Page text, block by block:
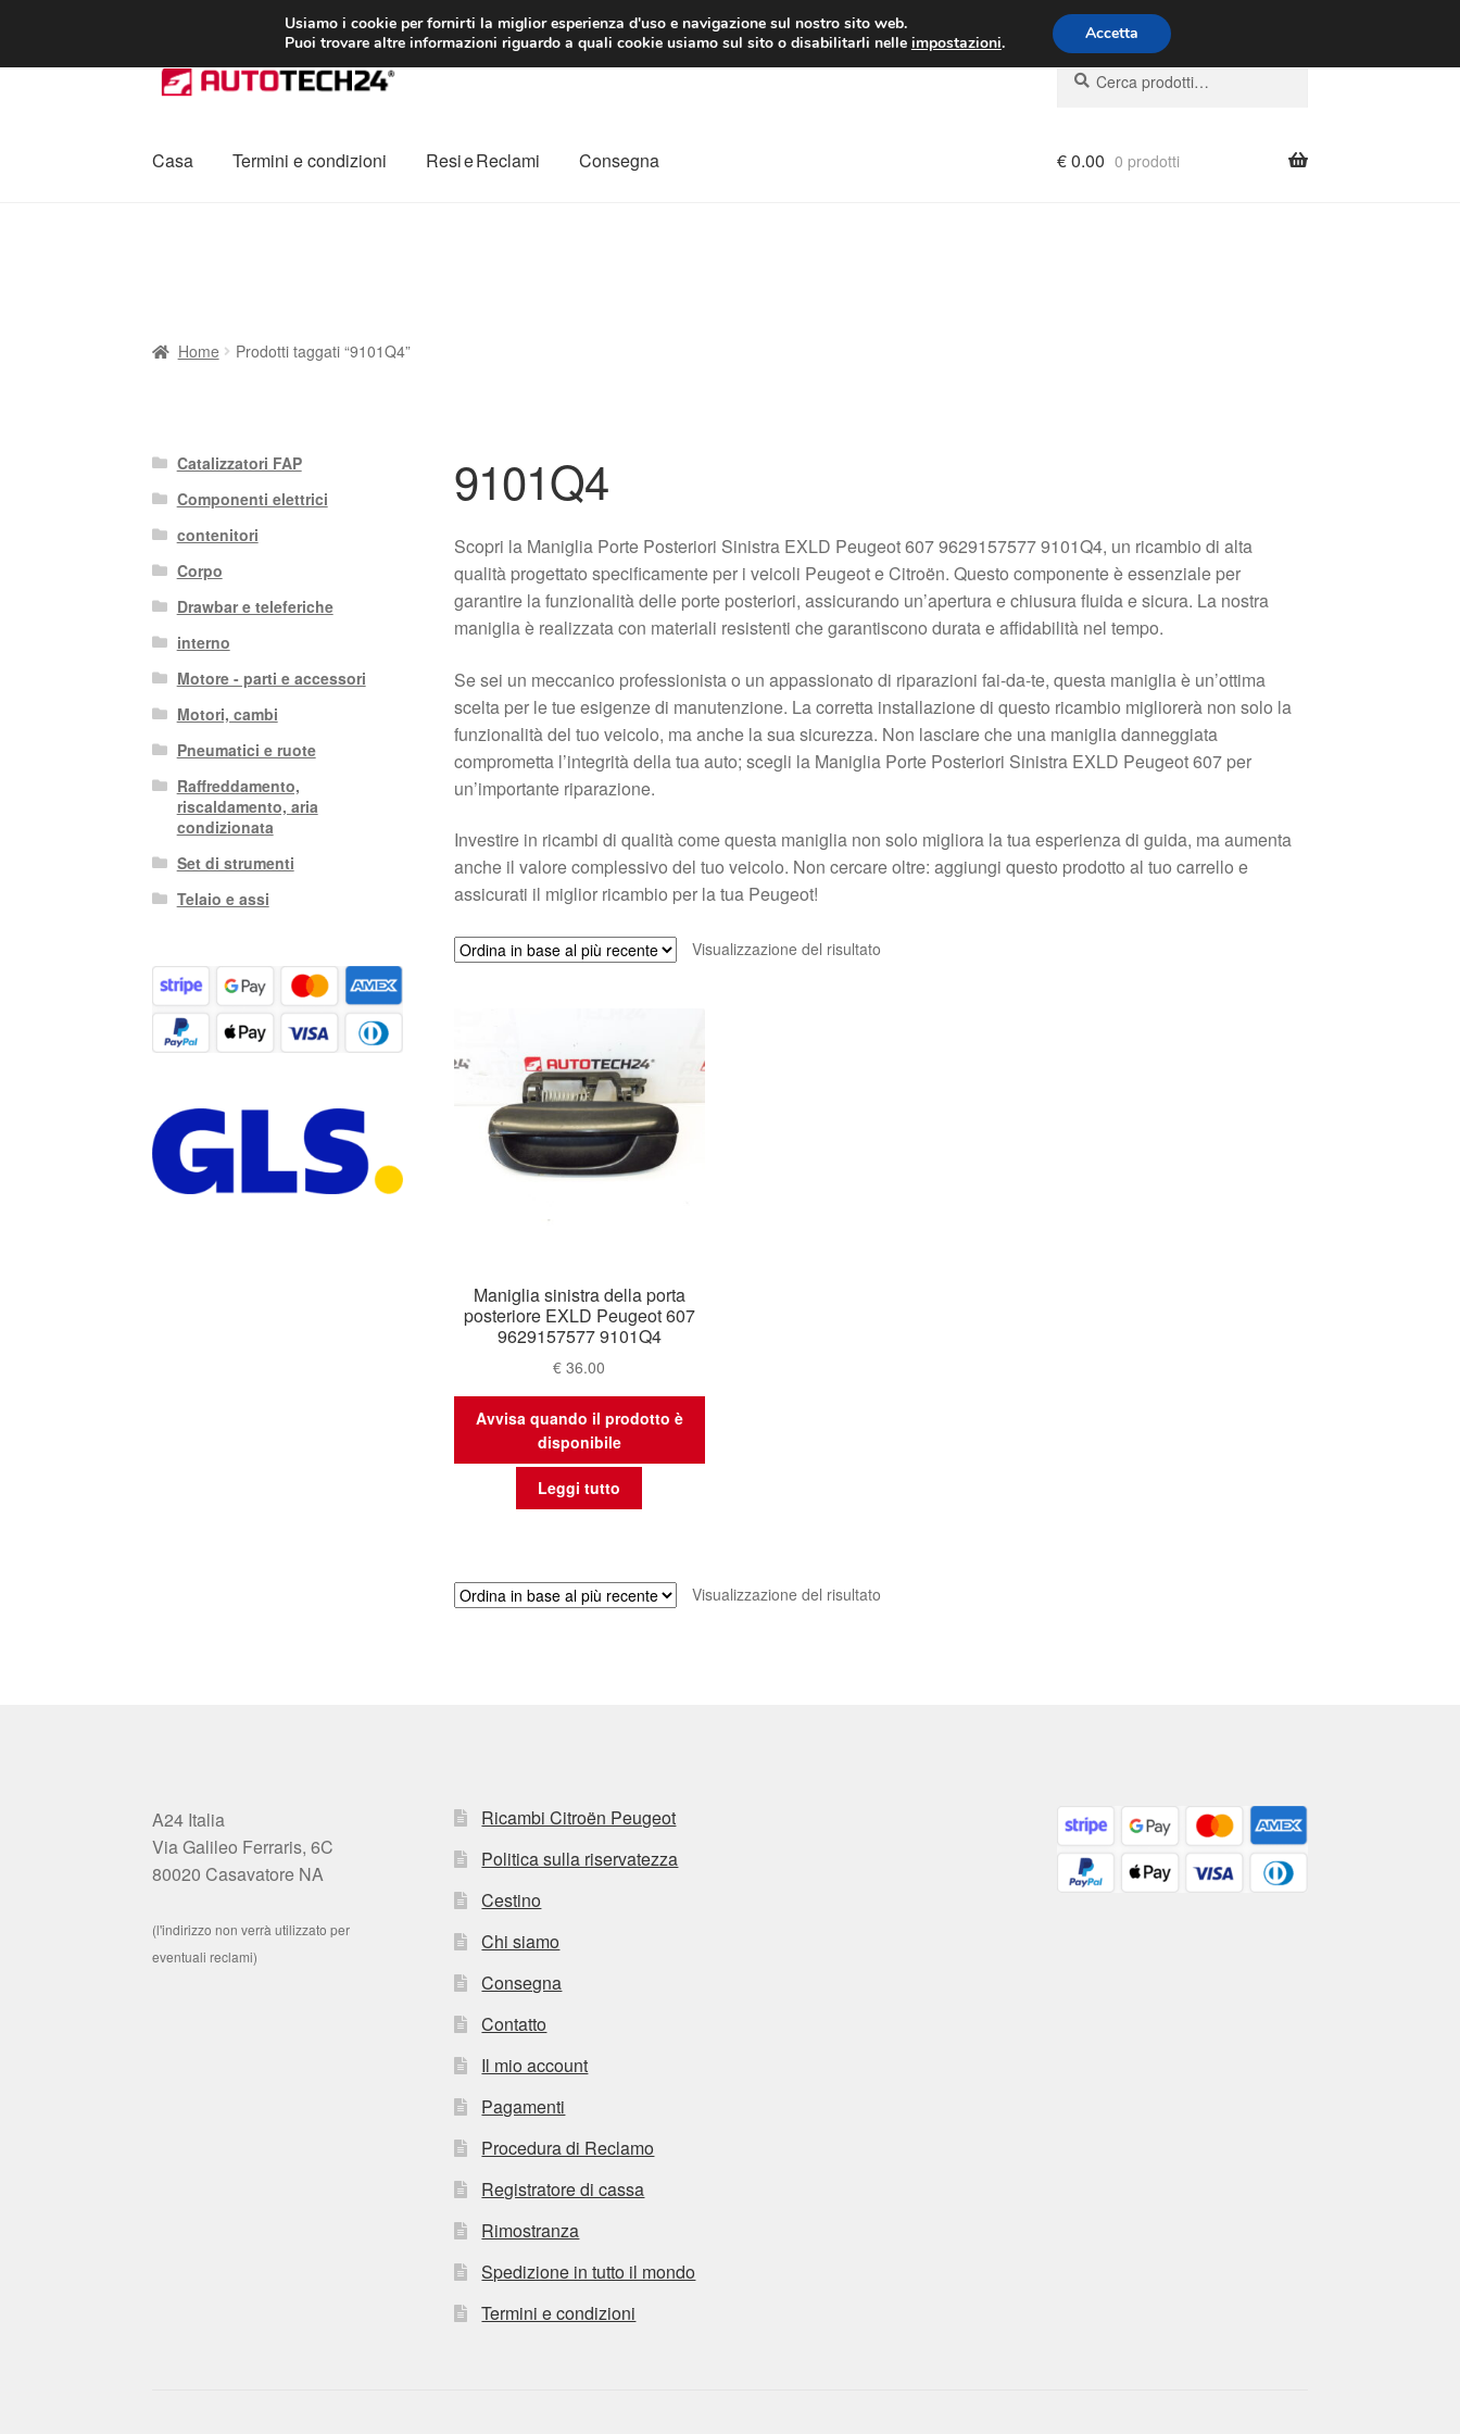
CONSEGNA da 7 EUR Lun-Ven 9:00 - 16:00 800 580 290
Vai
alla
Vai
al
Cerca:
Cerca
Casa Termini e condizioni Resi e Reclami Consegna €0.00 0 prodotti
Home Prodotti taggati “9101Q4”
9101Q4
Scopri la Maniglia Porte Posteriori Sinistra EXLD Peugeot 607 9629157577 9101Q4, un ricambio di alta
qualità progettato specificamente per i veicoli Peugeot e Citroën. Questo componente è essenziale per
garantire la funzionalità delle porte posteriori, assicurando un’apertura e chiusura fluida e sicura. La nostra
maniglia è realizzata con materiali resistenti che garantiscono durata e affidabilità nel tempo.
Se sei un meccanico professionista o un appassionato di riparazioni fai-da-te, questa maniglia è un’ottima
scelta per le tue esigenze di manutenzione. La corretta installazione di questo ricambio migliorerà non solo la
funzionalità del tuo veicolo, ma anche la sua sicurezza. Non lasciare che una maniglia danneggiata
comprometta l’integrità della tua auto; scegli la Maniglia Porte Posteriori Sinistra EXLD Peugeot 607 per
un’importante riparazione.
Investire in ricambi di qualità come questa maniglia non solo migliora la tua esperienza di guida, ma aumenta
anche il valore complessivo del tuo veicolo. Non cercare oltre: aggiungi questo prodotto al tuo carrello e
assicurati il miglior ricambio per la tua Peugeot!
Visualizzazione del risultato
Maniglia sinistra della porta
posteriore EXLD Peugeot 607
9629157577 9101Q4
€ 36.00
Avvisa quando il prodotto è
disponibile
Leggi tutto
Visualizzazione del risultato
Catalizzatori FAP
Componenti elettrici
contenitori
Corpo
Drawbar e teleferiche
interno
Motore - parti e accessori
Motori, cambi
Pneumatici e ruote
Raffreddamento,
riscaldamento, aria
condizionata
Set di strumenti
Telaio e assi
A24 Italia
Via Galileo Ferraris, 6C
80020 Casavatore NA
(l'indirizzo non verrà utilizzato per
eventuali reclami)
Ricambi Citroën Peugeot
Politica sulla riservatezza
Cestino
Chi siamo
Consegna
Contatto
Il mio account
Pagamenti
Procedura di Reclamo
Registratore di cassa
Rimostranza
Spedizione in tutto il mondo
Termini e condizioni
Usiamo i cookie per fornirti la miglior esperienza d'uso e navigazione sul nostro sito web.
Puoi trovare altre informazioni riguardo a quali cookie usiamo sul sito o disabilitarli nelle impostazioni. Accetta